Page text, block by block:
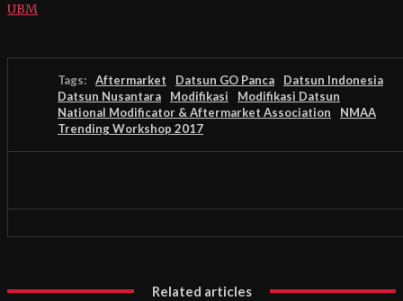
UBM
Tags: Aftermarket Datsun GO Panca
Datsun Indonesia
Datsun Nusantara
Modifikasi
Modifikasi Datsun
National Modificator & Aftermarket Association
NMAA
Trending Workshop 2017
Related articles